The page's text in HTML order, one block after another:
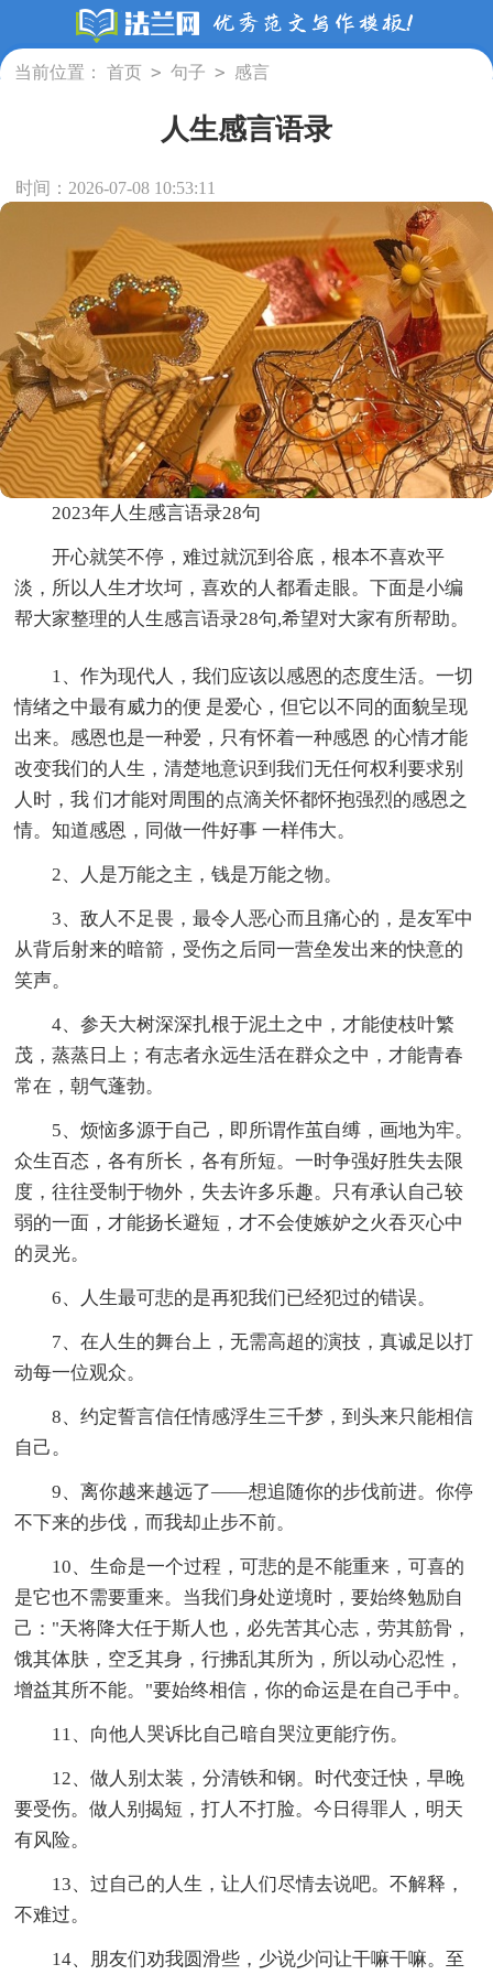
当前位置： 首页 > 句子 > 感言
人生感言语录
时间：2026-07-08 10:53:11
2023年人生感言语录28句
开心就笑不停，难过就沉到谷底，根本不喜欢平
淡，所以人生才坎坷，喜欢的人都看走眼。下面是小编
帮大家整理的人生感言语录28句,希望对大家有所帮助。
1、作为现代人，我们应该以感恩的态度生活。一切
情绪之中最有威力的便 是爱心，但它以不同的面貌呈现
出来。感恩也是一种爱，只有怀着一种感恩 的心情才能
改变我们的人生，清楚地意识到我们无任何权利要求别
人时，我 们才能对周围的点滴关怀都怀抱强烈的感恩之
情。知道感恩，同做一件好事 一样伟大。
2、人是万能之主，钱是万能之物。
3、敌人不足畏，最令人恶心而且痛心的，是友军中
从背后射来的暗箭，受伤之后同一营垒发出来的快意的
笑声。
4、参天大树深深扎根于泥土之中，才能使枝叶繁
茂，蒸蒸日上；有志者永远生活在群众之中，才能青春
常在，朝气蓬勃。
5、烦恼多源于自己，即所谓作茧自缚，画地为牢。
众生百态，各有所长，各有所短。一时争强好胜失去限
度，往往受制于物外，失去许多乐趣。只有承认自己较
弱的一面，才能扬长避短，才不会使嫉妒之火吞灭心中
的灵光。
6、人生最可悲的是再犯我们已经犯过的错误。
7、在人生的舞台上，无需高超的演技，真诚足以打
动每一位观众。
8、约定誓言信任情感浮生三千梦，到头来只能相信
自己。
9、离你越来越远了——想追随你的步伐前进。你停
不下来的步伐，而我却止步不前。
10、生命是一个过程，可悲的是不能重来，可喜的
是它也不需要重来。当我们身处逆境时，要始终勉励自
己："天将降大任于斯人也，必先苦其心志，劳其筋骨，
饿其体肤，空乏其身，行拂乱其所为，所以动心忍性，
增益其所不能。"要始终相信，你的命运是在自己手中。
11、向他人哭诉比自己暗自哭泣更能疗伤。
12、做人别太装，分清铁和钢。时代变迁快，早晚
要受伤。做人别揭短，打人不打脸。今日得罪人，明天
有风险。
13、过自己的人生，让人们尽情去说吧。不解释，
不难过。
14、朋友们劝我圆滑些，少说少问让干嘛干嘛。至